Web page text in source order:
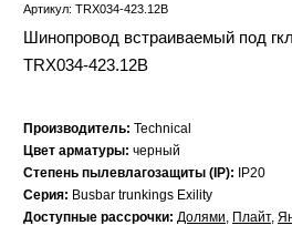
Артикул: TRX034-423.12B
Шинопровод встраиваемый под
TRX034-423.12B
Производитель: Technical
Цвет арматуры: черный
Степень пылевлагозащиты (IP):
IP20
Серия: Busbar trunkings Exility
Доступные рассрочки: Долями, Плайт,